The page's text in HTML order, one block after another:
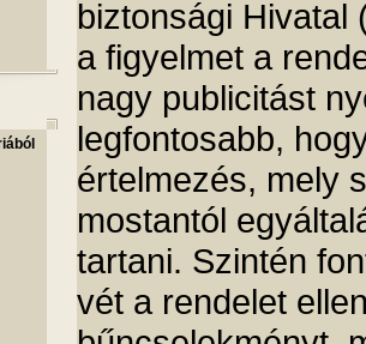
biztonsági Hivatal
a figyelmet a
nagy publicitást
legfontosabb,
értelmezés, mely
mostantól
tartani. Szintén
vét a rendelet